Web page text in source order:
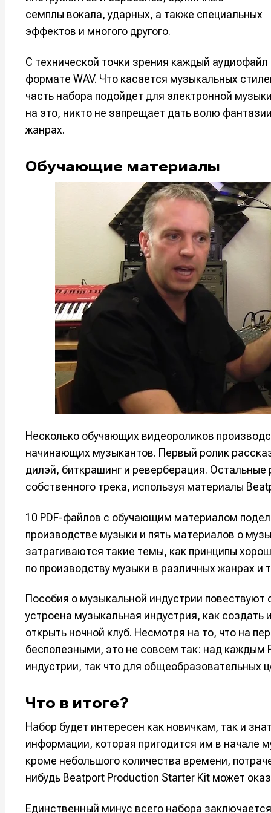
Например,
почта
Я не
Нажимая на
обработки
Например,
почта
Я не
Нажимая на
обработки
Например,
почта
Я не
Нажимая на
обработки
Сцена
📖
👷 Профили
Скоро тут
Мы в
Например,
почта
Я не
Нажимая на
обработки
Сцена
📖
👷 Профили
Скоро тут
Мы в
семплы вокала, ударных, а также специальных
эффектов и многого другого.
С технической точки зрения каждый
формате WAV. Что касается музыкальных
часть набора подойдет для электронной
на это, никто не запрещает дать волю
жанрах.
Обучающие материалы
Несколько обучающих видеороликов
начинающих музыкантов. Первый ролик
дилэй, биткрашинг и реверберация.
собственного трека, используя материалы
10 PDF-файлов с обучающим материалом
производстве музыки и пять материалов о
затрагиваются такие темы, как принципы
по производству музыки в различных жанрах и
Пособия о музыкальной индустрии
устроена музыкальная индустрия, как
открыть ночной клуб. Несмотря на то, что на
бесполезными, это не совсем так: над
индустрии, так что для общеобразовательных
Что в итоге?
Набор будет интересен как новичкам, так и
информации, которая пригодится им в начале
кроме небольшого количества времени,
нибудь Beatport Production Starter Kit может
Единственный минус всего набора